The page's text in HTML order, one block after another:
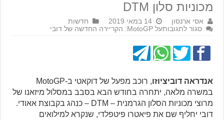
מכוניות סלון DTM
אסי ארנסון 14 במאי 2019
חדשות
סגור לתגובותעל MotoGP: הקריירה החדשה של דובי
אנדראה דוביציוזו
, רוכב מפעל של דוקאטי ב-MotoGP
במשרה מלאה, יתחרה בחודש הבא בסבב במסלול מיזאנו של
מרוצי מכוניות הסלון הגרמנית – DTM – כנהג בקבוצת אאודי.
דובי יחליף שם את פיאטרו פיטפלדי, שנקרא למילואים